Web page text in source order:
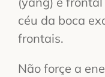
céu da boca
frontais.
Não forçe a